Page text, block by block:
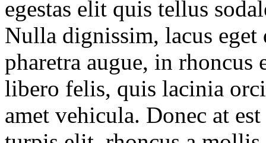
egestas elit quis tellus
Nulla dignissim, lacus
pharetra augue, in rhoncus
libero felis, quis lacinia
amet vehicula. Donec at